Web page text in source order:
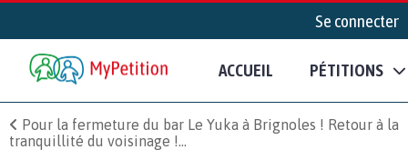
Se connecter
ACCUEIL PÉTITIONS
Pour la fermeture du bar Le Yuka à Brignoles ! Retour à la
tranquillité du voisinage !...